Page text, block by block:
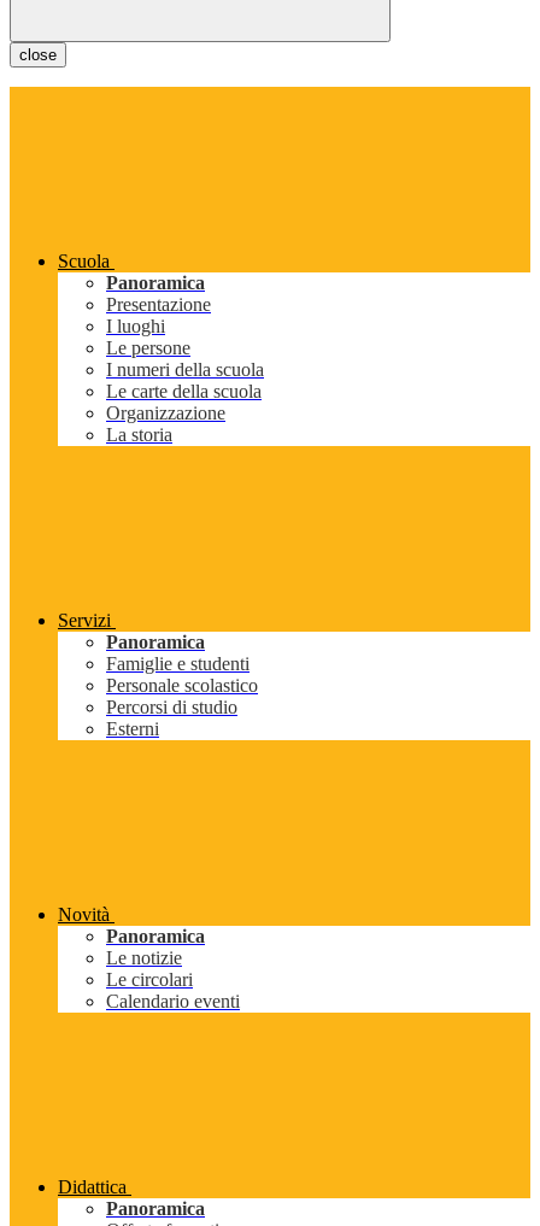
close
Scuola
Panoramica
Presentazione
I luoghi
Le persone
I numeri della scuola
Le carte della scuola
Organizzazione
La storia
Servizi
Panoramica
Famiglie e studenti
Personale scolastico
Percorsi di studio
Esterni
Novità
Panoramica
Le notizie
Le circolari
Calendario eventi
Didattica
Panoramica